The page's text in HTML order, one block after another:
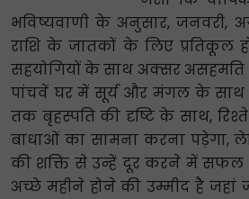
भविष्यवाणी के अनुसार, जनवरी,
राशि के जातकों के लिए प्रतिकूल
सहयोगियों के साथ अक्सर असहमति
पांचवें घर में सूर्य और मंगल के
तक बृहस्पति की दृष्टि के साथ,
बाधाओं का सामना करना पड़ेगा,
की शक्ति से उन्हें दूर करने में सफल
अच्छे महीने होने की उम्मीद है